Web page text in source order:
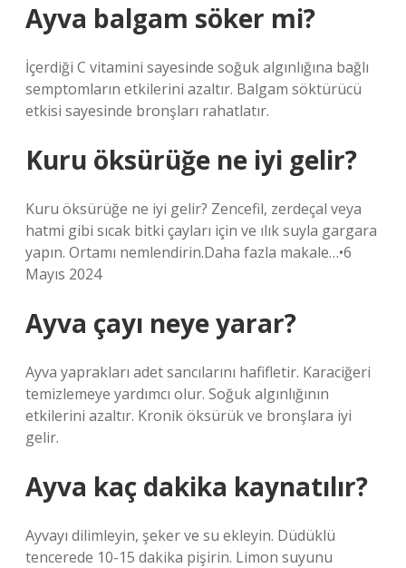
Ayva balgam söker mi?
İçerdiği C vitamini sayesinde soğuk algınlığına bağlı
semptomların etkilerini azaltır. Balgam söktürücü
etkisi sayesinde bronşları rahatlatır.
Kuru öksürüğe ne iyi gelir?
Kuru öksürüğe ne iyi gelir? Zencefil, zerdeçal veya
hatmi gibi sıcak bitki çayları için ve ılık suyla gargara
yapın. Ortamı nemlendirin.Daha fazla makale…•6
Mayıs 2024
Ayva çayı neye yarar?
Ayva yaprakları adet sancılarını hafifletir. Karaciğeri
temizlemeye yardımcı olur. Soğuk algınlığının
etkilerini azaltır. Kronik öksürük ve bronşlara iyi
gelir.
Ayva kaç dakika kaynatılır?
Ayvayı dilimleyin, şeker ve su ekleyin. Düdüklü
tencerede 10-15 dakika pişirin. Limon suyunu